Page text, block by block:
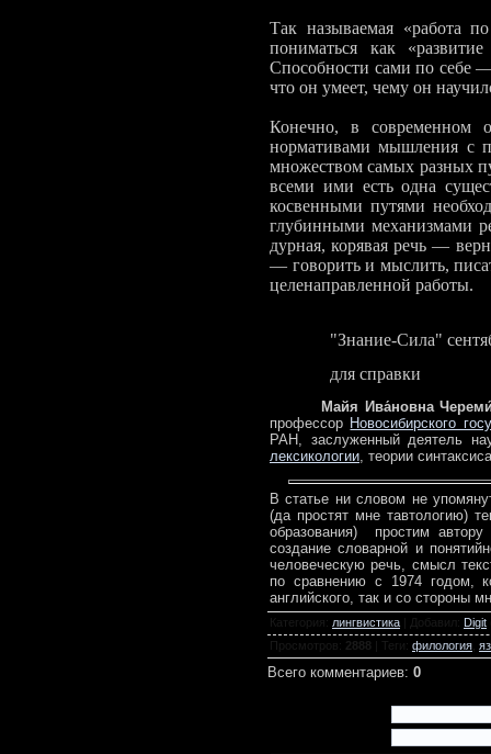
Так называемая «работа
пониматься как
Способности сами по себе
что он умеет, чему он
Конечно, в современном
нормативами мышления с
множеством самых раз­ных
всеми ими есть одна
косвенными путями
глубинными механизмами
дурная, коря­вая речь —
— говорить и мыслить,
целенаправленной работы.
"Знание-Сила"
для справки
Майя Ива́новна
профессор Новосибирского
РАН, заслуженный деятель
лексикологии, теории
В статье ни словом не
(да простят мне тавтологию)
образования) простим
создание словарной и
человеческую речь, смысл
по сравнению с 1974 годом,
английского, так и со стороны
Категория: лингвистика Добавил : Digit
Просмотров : 2888 : филология
Всего комментариев: 0